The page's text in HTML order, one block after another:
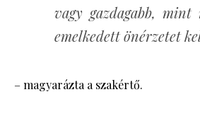
vagy gazdagabb,
emelkedett önérzetet
– magyarázta a szakértő.